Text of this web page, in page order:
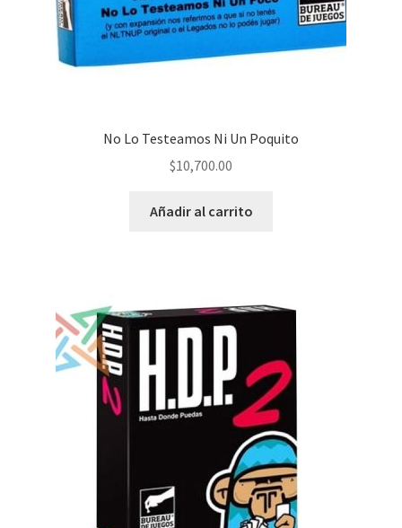
No Lo Testeamos Ni Un Poquito
$10,700.00
Añadir al carrito